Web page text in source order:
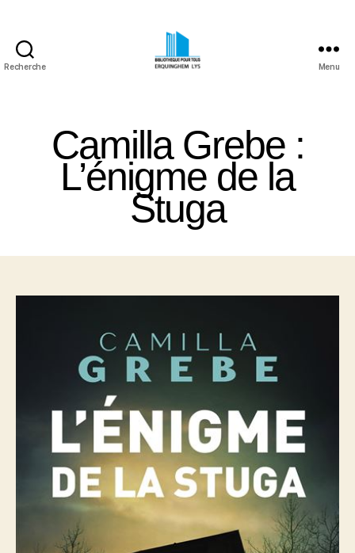
Recherche
Erquinghem
Lys
Menu
Camilla Grebe :
L’énigme de la
Stuga